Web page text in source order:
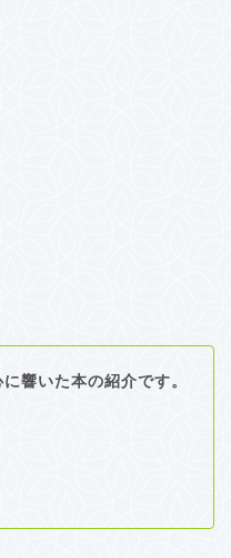
響いた本の紹介です。